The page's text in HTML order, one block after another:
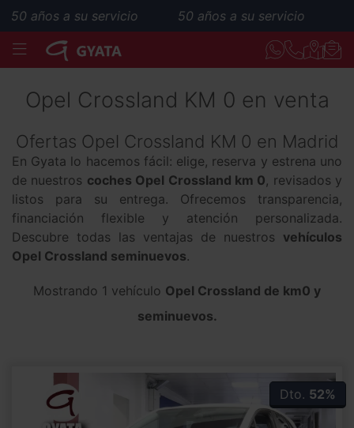
50 años a su servicio 50 años a su servicio
MENÚ
Opel Crossland KM 0 en venta
Ofertas Opel Crossland KM 0 en Madrid
En Gyata lo hacemos fácil: elige, reserva y estrena uno
de nuestros coches Opel Crossland km 0, revisados y
listos para su entrega. Ofrecemos transparencia,
financiación flexible y atención personalizada.
Descubre todas las ventajas de nuestros vehículos
Opel Crossland seminuevos.
Mostrando 1 vehículo Opel Crossland de km0 y
seminuevos.
Dto. 52%